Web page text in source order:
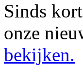
Sinds
onze
bekijken.